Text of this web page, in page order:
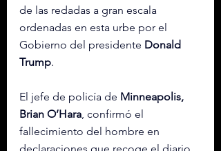
de las redadas a gran escala
ordenadas en esta urbe por el
Gobierno del presidente Donald
Trump.
El jefe de policía de Minneapolis,
Brian O’Hara, confirmó el
fallecimiento del hombre en